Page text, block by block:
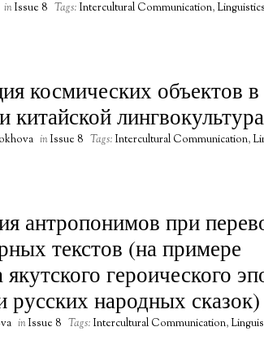
inIssue 8 Tags: Intercultural Communication, Linguistics
космических объектов в
китайской
inIssue 8 Tags: Intercultural Communication,
антропонимов при
текстов (на примере
якутского героического
русских народных сказок)
inIssue 8 Tags: Intercultural Communication,